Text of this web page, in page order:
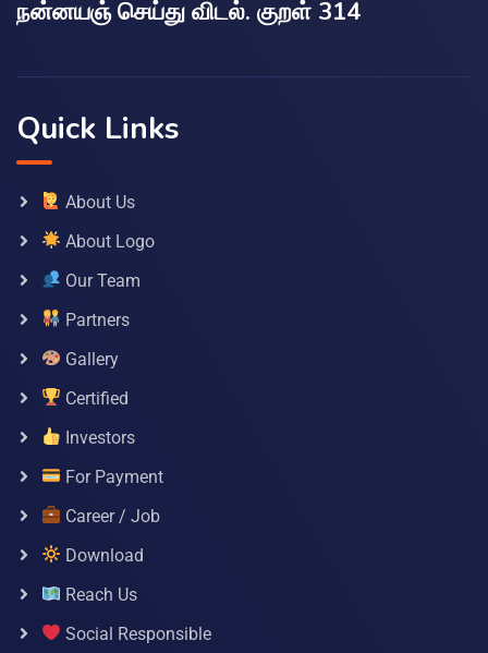
நன்னயஞ் செய்து விடல். குறள் 314
Quick Links
About Us
About Logo
Our Team
Partners
Gallery
Certified
Investors
For Payment
Career / Job
Download
Reach Us
Social Responsible